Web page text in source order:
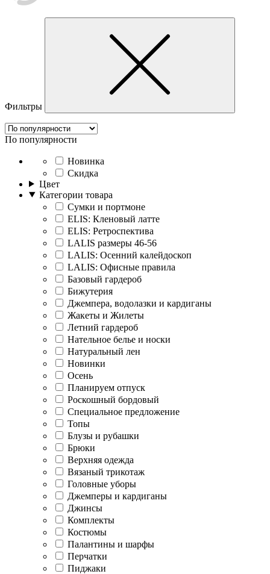
Фильтры
По популярности
Новинка
Скидка
Цвет
Категории товара
Cумки и портмоне
ELIS: Кленовый латте
ELIS: Ретроспектива
LALIS размеры 46-56
LALIS: Осенний калейдоскоп
LALIS: Офисные правила
Базовый гардероб
Бижутерия
Джемпера, водолазки и кардиганы
Жакеты и Жилеты
Летний гардероб
Нательное белье и носки
Натуральный лен
Новинки
Осень
Планируем отпуск
Роскошный бордовый
Специальное предложение
Топы
Блузы и рубашки
Брюки
Верхняя одежда
Вязаный трикотаж
Головные уборы
Джемперы и кардиганы
Джинсы
Комплекты
Костюмы
Палантины и шарфы
Перчатки
Пиджаки